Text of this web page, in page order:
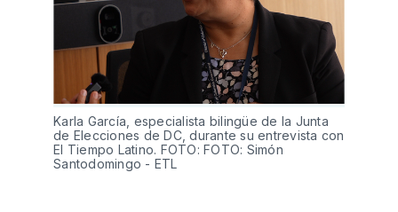
Karla García, especialista bilingüe de la Junta
de Elecciones de DC, durante su entrevista con
El Tiempo Latino. FOTO: FOTO: Simón
Santodomingo - ETL